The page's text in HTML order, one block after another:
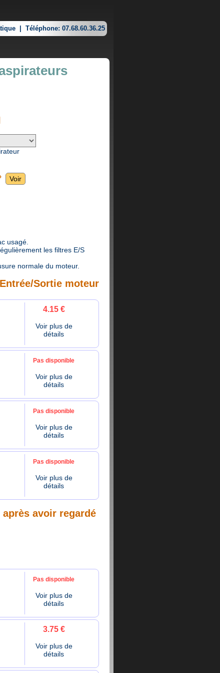
Téléphone: 07.68.60.36.25
usagé.
les filtres E/S
normale du moteur.
Sortie moteur
4.15 €
Voir plus de
détails
Pas disponible
Voir plus de
détails
Pas disponible
Voir plus de
détails
Pas disponible
Voir plus de
détails
avoir regardé
Pas disponible
Voir plus de
détails
3.75 €
Voir plus de
détails